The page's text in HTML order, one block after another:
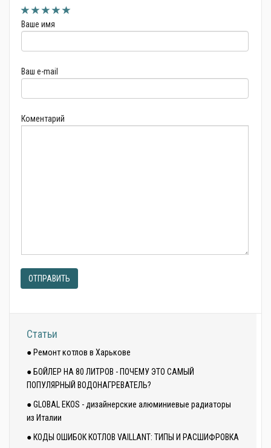
Ваше имя
Ваш e-mail
Коментарий
ОТПРАВИТЬ
Статьи
● Ремонт котлов в Харькове
● БОЙЛЕР НА 80 ЛИТРОВ - ПОЧЕМУ ЭТО САМЫЙ
ПОПУЛЯРНЫЙ ВОДОНАГРЕВАТЕЛЬ?
● GLOBAL EKOS - дизайнерские алюминиевые радиаторы
из Италии
● КОДЫ ОШИБОК КОТЛОВ VAILLANT: ТИПЫ И РАСШИФРОВКА